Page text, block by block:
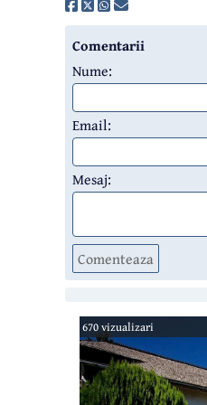
Comentarii
Nume:
Email:
Mesaj:
Comenteaza
670 vizualizari